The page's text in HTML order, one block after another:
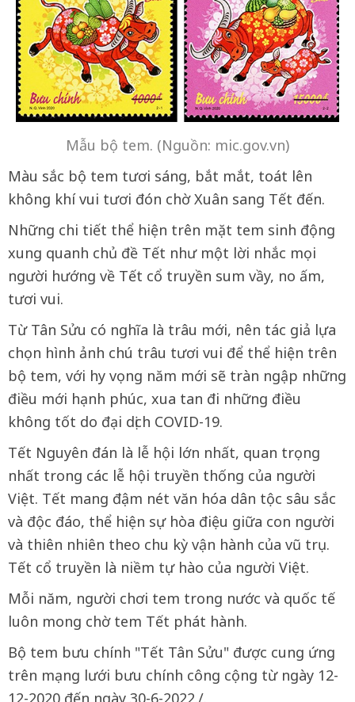
Mẫu bộ tem. (Nguồn: mic.gov.vn)
Màu sắc bộ tem tươi sáng, bắt mắt, toát lên
không khí vui tươi đón chờ Xuân sang Tết đến.
Những chi tiết thể hiện trên mặt tem sinh động
xung quanh chủ đề Tết như một lời nhắc mọi
người hướng về Tết cổ truyền sum vầy, no ấm,
tươi vui.
Từ Tân Sửu có nghĩa là trâu mới, nên tác giả lựa
chọn hình ảnh chú trâu tươi vui để thể hiện trên
bộ tem, với hy vọng năm mới sẽ tràn ngập những
điều mới hạnh phúc, xua tan đi những điều
không tốt do đại dịch COVID-19.
Tết Nguyên đán là lễ hội lớn nhất, quan trọng
nhất trong các lễ hội truyền thống của người
Việt. Tết mang đậm nét văn hóa dân tộc sâu sắc
và độc đáo, thể hiện sự hòa điệu giữa con người
và thiên nhiên theo chu kỳ vận hành của vũ trụ.
Tết cổ truyền là niềm tự hào của người Việt.
Mỗi năm, người chơi tem trong nước và quốc tế
luôn mong chờ tem Tết phát hành.
Bộ tem bưu chính "Tết Tân Sửu" được cung ứng
trên mạng lưới bưu chính công cộng từ ngày 12-
12-2020 đến ngày 30-6-2022./.